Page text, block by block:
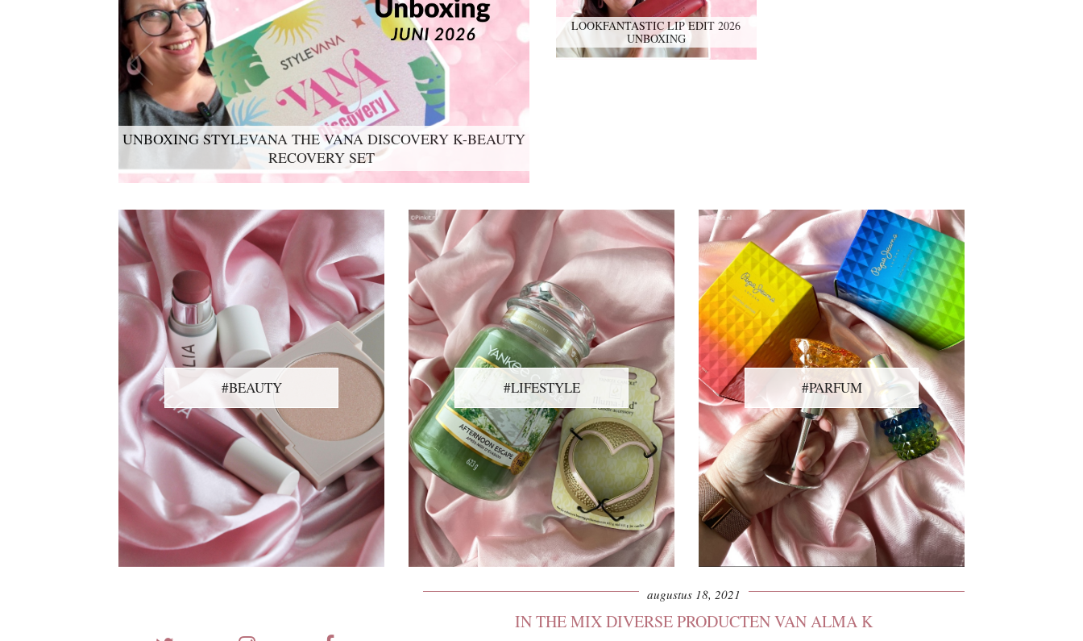
LOOKFANTASTIC LIP EDIT 2026
UNBOXING
UNBOXING STYLEVANA THE VANA DISCOVERY K-BEAUTY
RECOVERY SET
#BEAUTY #LIFESTYLE #PARFUM
augustus 18, 2021
IN THE MIX DIVERSE PRODUCTEN VAN ALMA K